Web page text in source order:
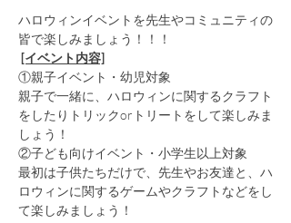
ハロウィンイベントを先生やコミュニティの
皆で楽しみましょう！！！
[イベント内容]
①親子イベント・幼児対象
親子で一緒に、ハロウィンに関するクラフト
をしたりトリックorトリートをして楽しみま
しょう！
②子ども向けイベント・小学生以上対象
最初は子供たちだけで、先生やお友達と、ハ
ロウィンに関するゲームやクラフトなどをし
て楽しみましょう！